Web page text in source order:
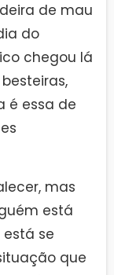
de mau
do
chegou lá
é essa de
mas
está
se
que